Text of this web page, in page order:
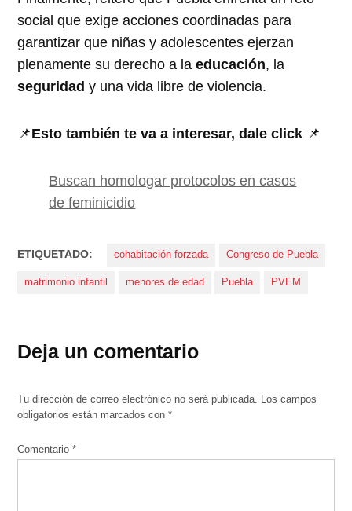
social que exige acciones coordinadas para
garantizar que niñas y adolescentes ejerzan
plenamente su derecho a laeducación, la
seguridad y una vida libre de violencia.
📌Esto también te va a interesar, dale click 📌
Buscan homologar protocolos en casos
de feminicidio
ETIQUETADO: cohabitación forzada Congreso de Puebla
matrimonio infantil menores de edad Puebla PVEM
Deja un comentario
Tu dirección de correo electrónico no será publicada. Los campos
obligatorios están marcados con*
Comentario*